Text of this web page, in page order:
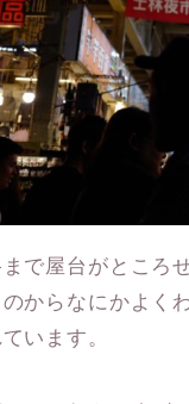
で屋台がところ
からなにかよく
います。